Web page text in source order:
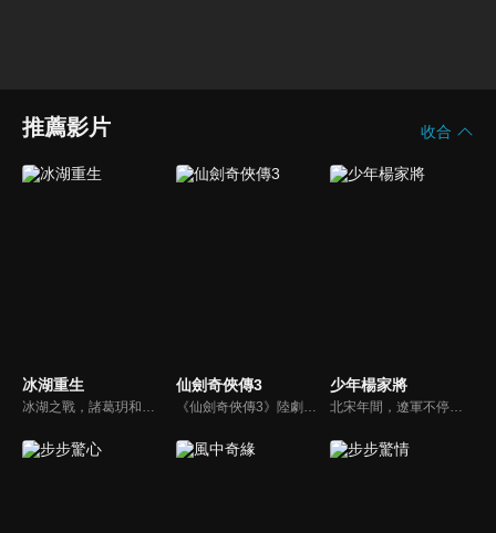
推薦影片 收合
冰湖重生 仙劍奇俠傳3 少年楊家將
北宋年間，遼軍不停襲擊邊境，百姓生活困苦。宋太宗為救大宋，派出鐵將軍楊業堅守雁門關，在楊業與其七子合力之下，宋軍終於痛擊遼軍，一時間楊家聲名大噪，成為眾人的英雄，但樹大招風，楊家的顯赫，引起了朝廷庸臣的妒忌…